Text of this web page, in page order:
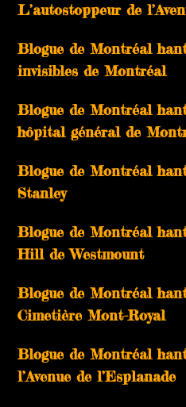
L’autostoppeur de
Blogue de Montréal
invisibles de Montréal
Blogue de Montréal
hôpital général de
Blogue de Montréal
Stanley
Blogue de Montréal
Hill de Westmount
Blogue de Montréal
Cimetière Mont-Royal
Blogue de Montréal
l’Avenue de l’Esplanade